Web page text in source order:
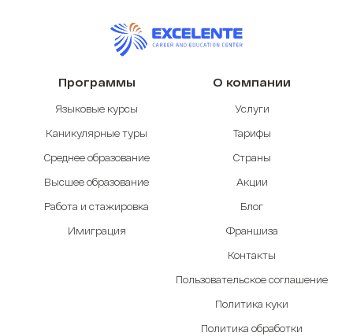
Программы
Языковые курсы
Каникулярные туры
Среднее образование
Высшее образование
Работа и стажировка
Имиграция
О компании
Услуги
Тарифы
Страны
Акции
Блог
Франшиза
Контакты
Пользовательское соглашение
Политика куки
Политика обработки